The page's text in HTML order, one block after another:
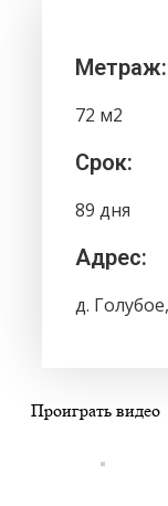
Метраж:
72 м2
Срок:
89 дня
Адрес:
д.
Проиграть видео